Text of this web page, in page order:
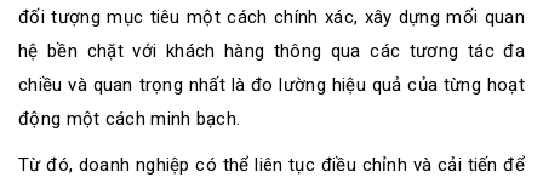
đối tượng mục tiêu một cách chính xác, xây dựng mối quan
hệ bền chặt với khách hàng thông qua các tương tác đa
chiều và quan trọng nhất là đo lường hiệu quả của từng hoạt
động một cách minh bạch.
Từ đó, doanh nghiệp có thể liên tục điều chỉnh và cải tiến để